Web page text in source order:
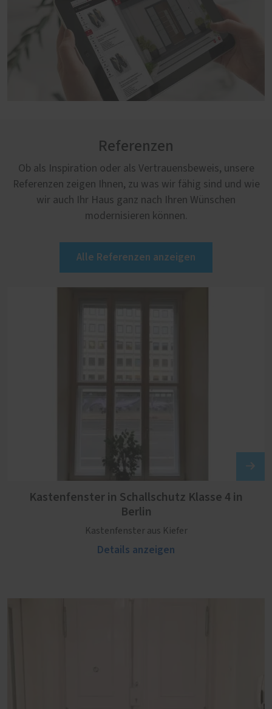
Referenzen
Ob als Inspiration oder als Vertrauensbeweis, unsere
Referenzen zeigen Ihnen, zu was wir fähig sind und wie
wir auch Ihr Haus ganz nach Ihren Wünschen
modernisieren können.
Alle Referenzen anzeigen
Kastenfenster in Schallschutz Klasse 4 in
Berlin
Kastenfenster aus Kiefer
Details anzeigen